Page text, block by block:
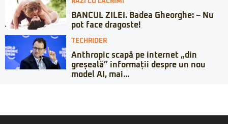
BANCUL ZILEI. Badea Gheorghe: – Nu
pot face dragoste!
TECHRIDER
Anthropic scapă pe internet „din
greșeală” informații despre un nou
model AI, mai...